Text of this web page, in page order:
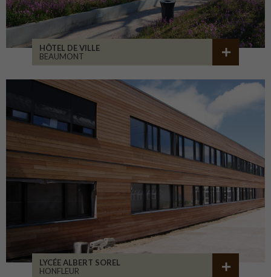
HÔTEL DE VILLE
BEAUMONT
LYCÉE ALBERT SOREL
HONFLEUR